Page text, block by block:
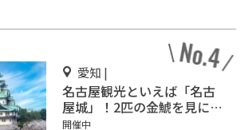
愛知 |
名古屋観光といえば「名古
屋城」！2匹の金鯱を見に
行こう
開催中